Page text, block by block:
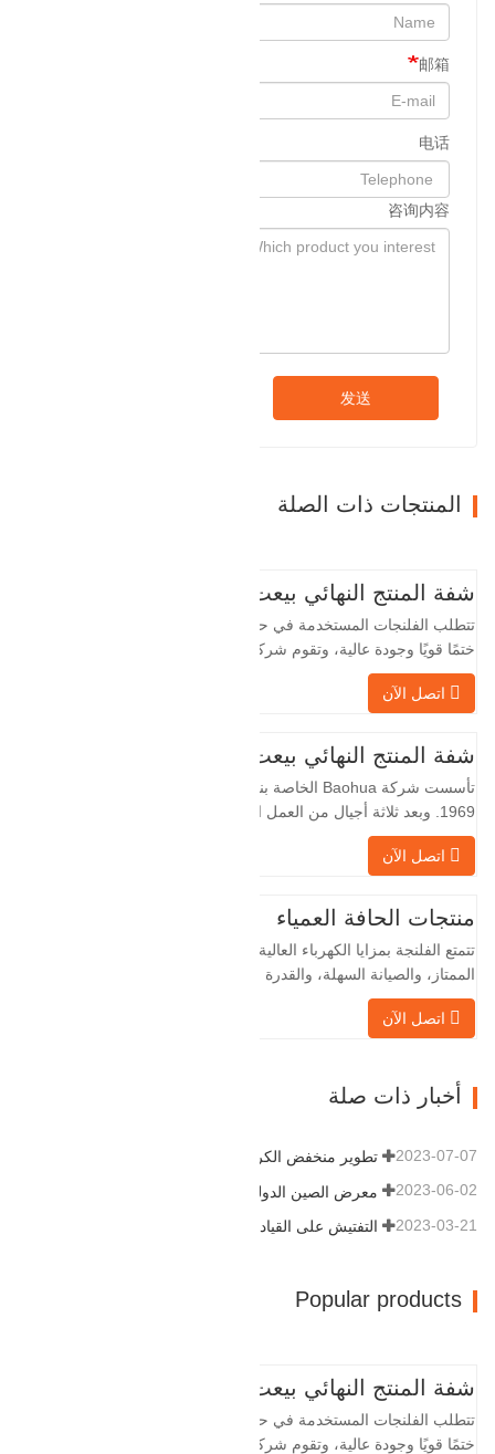
邮箱
电话
咨询内容
发送
المنتجات ذات الصلة
شفة المنتج النهائي بيعت
تتطلب الفلنجات المستخدمة في حقول النفط
الخاصة بنا بمعالجة الفلنجات في حقول النفط
لسنوات عديدة وتقوم بتصديرها بشكل غير
لأن الصناعة المحلية ليست مثالية، فإننا نريد
الاستيراد والتصدير مباشرة مع العملاء
الأجانب،…
اتصل الآن
شفة المنتج النهائي بيعت
تأسست شركة Baohua الخاصة بنا في عام
1969. وبعد ثلاثة أجيال من العمل الشاق،
السنوي للمطروقات 30,000 طن. بشكل
رئيسي في السيارات والآلات الهيدروليكية
وتوليد طاقة الرياح وقطع…
اتصل الآن
منتجات الحافة العمياء
تتمتع الفلنجة بمزايا الكهرباء العالية، والختم
الممتاز، والصيانة السهلة، والقدرة على
التكيف القوية وقابلية إعادة الاستخدام، مما
يجعلها عاملاً أساسيًا وأساسيًا في نظام
الداخلي 57.76 القطر الخارجي 304.…
اتصل الآن
أخبار ذات صلة
تطوير منخفض الكربون وعالي الجودة 2023-07-07
معرض الصين الدولي للبترول 2023-06-02
التفتيش على القيادة 2023-03-21
Popular products
شفة المنتج النهائي بيعت
تتطلب الفلنجات المستخدمة في حقول النفط